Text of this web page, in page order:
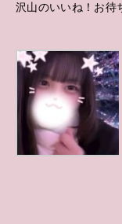
沢山のいいね！お待